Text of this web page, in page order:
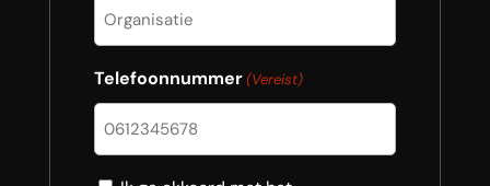
Telefoonnummer(Vereist)